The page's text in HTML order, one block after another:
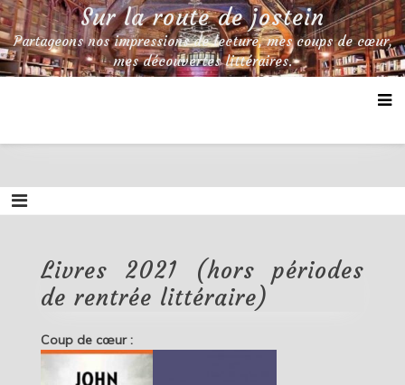
Skip
to
content
Sur la route de jostein
Partageons nos impressions de lecture, mes coups de cœur,
mes découvertes littéraires.
Livres 2021 (hors périodes
de rentrée littéraire)
Coup de cœur :